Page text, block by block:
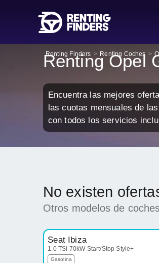
Renting Finders > Renting Coches >
Renting Opel
Encuentra las mejores
las cuotas mensuales de
con todos los servicios
No existen
Otros modelos de
Seat Ibiza
1.0 TSI 70kW Start/Stop Style+
Gasolina